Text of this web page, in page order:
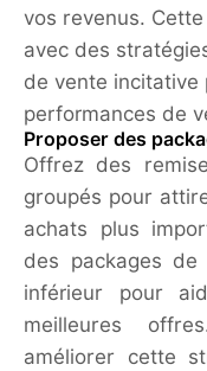
vos revenus.
avec des
de vente incitative
performances de
Proposer des
Offrez des
groupés pour
achats plus
des packages
inférieur pour
meilleures
améliorer cette